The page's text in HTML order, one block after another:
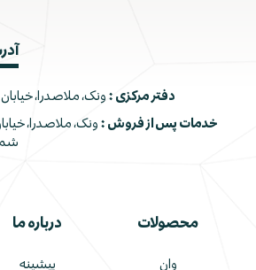
دفتر مرکزی : ونک، ملاصدرا، خیابان
خدمات پس از فروش :
محصولات
وان
درباره ما
پیشینه